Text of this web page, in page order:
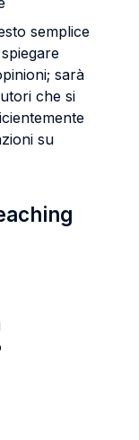
semplice
sarà
che si
su